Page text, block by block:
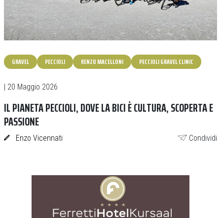
GRAVEL PECCIOLI RENZO MACELLONI PECCIOLI GRAVEL CLINIC
| 20 Maggio 2026
IL PIANETA PECCIOLI, DOVE LA BICI È CULTURA, SCOPERTA E
PASSIONE
Enzo Vicennati Condividi